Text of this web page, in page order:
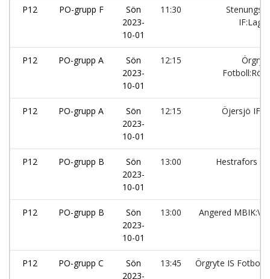
P12 PO-grupp F
Sön
2023-
10-01
11:30
IF:Lag1
P12 PO-grupp A
Sön
2023-
10-01
12:15
Fotboll:Röd
P12 PO-grupp A
Sön
2023-
10-01
12:15 Öjersjö IF:1
P12 PO-grupp B
Sön
2023-
10-01
13:00 Hestrafors IF
P12 PO-grupp B
Sön
2023-
10-01
13:00 Angered MBIK:Vit
P12 PO-grupp C
Sön
2023-
13:45 Örgryte IS